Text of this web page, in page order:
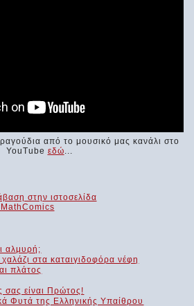
από το μουσικό μας κανάλι στο
YouTube εδώ...
αλμυρή;
στα καταιγιδοφόρα νέφη
πλάτος
σας είναι Πρώτος!
Φυτά της Ελληνικής Υπαίθρου